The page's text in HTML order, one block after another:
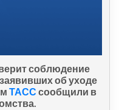
соблюдение
об уходе
ТАСС сообщили в